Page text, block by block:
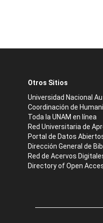
Otros Sitios
Universidad Nacional
Coordinación de
Toda la UNAM en línea
Red Universitaria de
Portal de Datos
Dirección General de
Red de Acervos
Directory of Open